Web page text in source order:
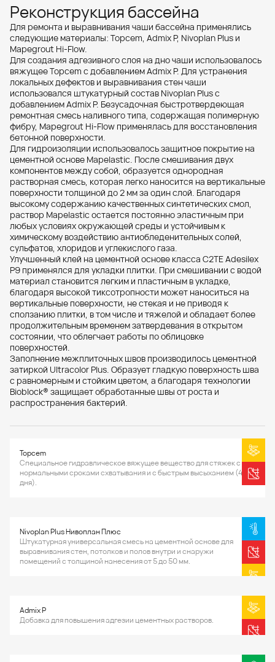
Реконструкция бассейна
Для ремонта и выравнивания чаши бассейна применялись
следующие материалы: Topcem, Admix P, Nivoplan Plus и
Mapegrout Hi-Flow.
Для создания адгезивного слоя на дно чаши использовалось
вяжущее Topcem с добавлением Admix P. Для устранения
локальных дефектов и выравнивания стен чаши
использовался штукатурный состав Nivoplan Plus с
добавлением Admix P. Безусадочная быстротвердеющая
ремонтная смесь наливного типа, содержащая полимерную
фибру, Mapegrout Hi-Flow применялась для восстановления
бетонной поверхности.
Для гидроизоляции использовалось защитное покрытие на
цементной основе Mapelastic. После смешивания двух
компонентов между собой, образуется однородная
растворная смесь, которая легко наносится на вертикальные
поверхности толщиной до 2 мм за один слой. Благодаря
высокому содержанию качественных синтетических смол,
раствор Mapelastic остается постоянно эластичным при
любых условиях окружающей среды и устойчивым к
химическому воздействию антиобледенительных солей,
сульфатов, хлоридов и углекислого газа.
Улучшенный клей на цементной основе класса С2ТЕ Adesilex
P9 применялся для укладки плитки. При смешивании с водой
материал становится легким и пластичным в укладке,
благодаря высокой тиксотропности может наноситься на
вертикальные поверхности, не стекая и не приводя к
сползанию плитки, в том числе и тяжелой и обладает более
продолжительным временем затвердевания в открытом
состоянии, что облегчает работы по облицовке
поверхностей.
Заполнение межплиточных швов производилось цементной
затиркой Ultracolor Plus. Образует гладкую поверхность шва
с равномерным и стойким цветом, а благодаря технологии
Bioblock® защищает обработанные швы от роста и
распространения бактерий.
Topcem
Специальное гидравлическое вяжущее вещество для стяжек с
нормальными сроками схватывания и с быстрым высыханием (4
дня).
Nivoplan Plus Нивоплан Плюс
Штукатурная универсальная смесь на цементной основе для
выравнивания стен, потолков и полов внутри и снаружи
помещений с толщиной нанесения от 5 до 50 мм.
Admix P
Добавка для повышения адгезии цементных растворов.